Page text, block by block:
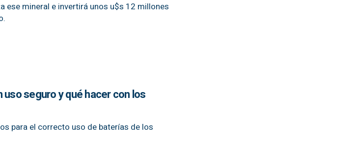
ese mineral e invertirá unos u$s 12 millones
seguro y qué hacer con los
para el correcto uso de baterías de los